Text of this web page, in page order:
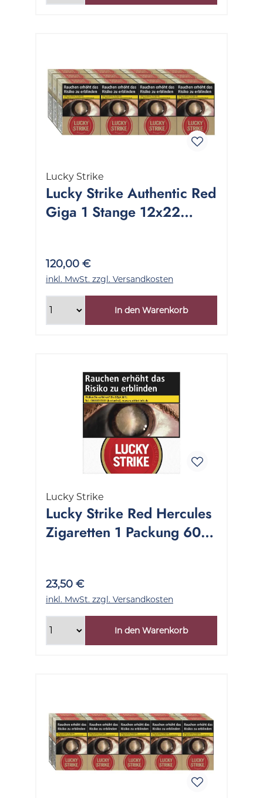
Lucky Strike
Lucky Strike Authentic Red
Giga 1 Stange 12x22
120,00 €
inkl. MwSt. zzgl. Versandkosten
In den Warenkorb
Lucky Strike
Lucky Strike Red Hercules
Zigaretten 1 Packung 60
23,50 €
inkl. MwSt. zzgl. Versandkosten
In den Warenkorb